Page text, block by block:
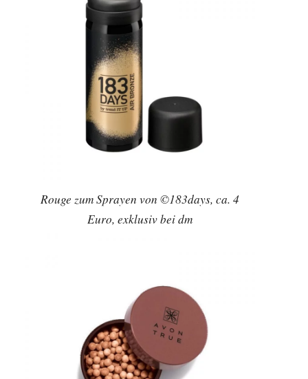
Rouge zum Sprayen von ©183days, ca. 4
Euro, exklusiv bei dm